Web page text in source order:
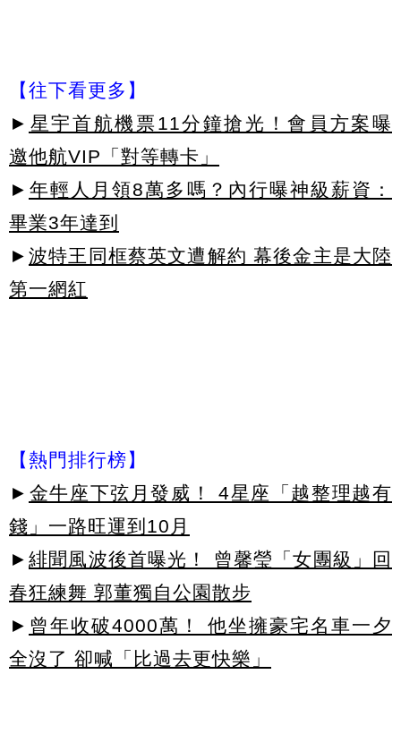
【往下看更多】
► 星宇首航機票11分鐘搶光！會員方案曝
邀他航VIP「對等轉卡」
► 年輕人月領8萬多嗎？內行曝神級薪資：
畢業3年達到
► 波特王同框蔡英文遭解約 幕後金主是大陸
第一網紅
【熱門排行榜】
► 金牛座下弦月發威！ 4星座「越整理越有
錢」一路旺運到10月
► 緋聞風波後首曝光！ 曾馨瑩「女團級」回
春狂練舞 郭董獨自公園散步
► 曾年收破4000萬！ 他坐擁豪宅名車一夕
全沒了 卻喊「比過去更快樂」